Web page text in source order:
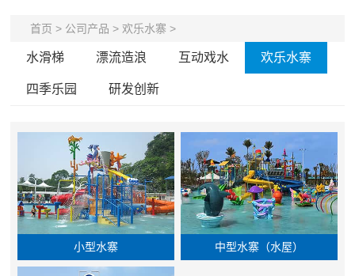
首页 > 公司产品 >欢乐水寨 >
水滑梯 漂流造浪 互动戏水 欢乐水寨
四季乐园 研发创新
小型水寨 中型水寨（水屋）